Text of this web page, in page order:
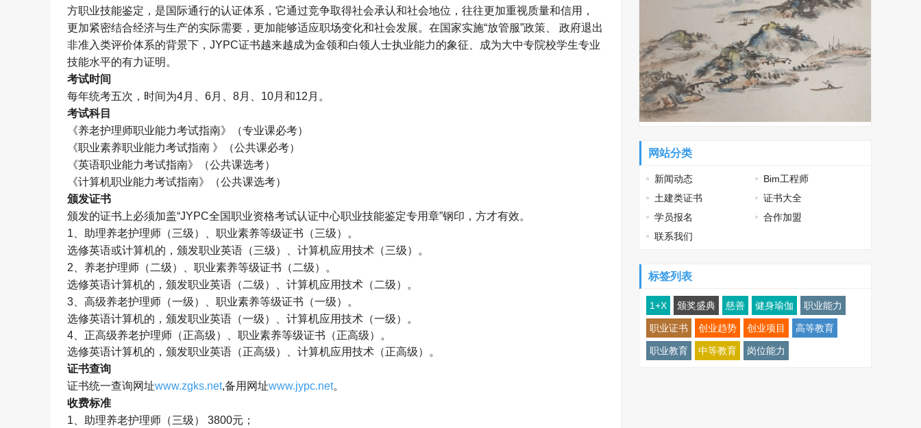
方职业技能鉴定，是国际通行的认证体系，它通过竞争取得社会承认和社会地位，往往更加重视质量和信用，
更加紧密结合经济与生产的实际需要，更加能够适应职场变化和社会发展。在国家实施“放管服”政策、 政府退出
非准入类评价体系的背景下， JYPC证书越来越成为金领和白领人士执业能力的象征、成为大中专院校学生专业
技能水平的有力证明。
考试时间
每年统考五次，时间为4月、 6月、 8月、 10月和12 月。
考试科目
《养老护理师职业能力考试指南》（专业课必考）
《职业素养职业能力考试指南 》（公共课必考）
《英语职业能力考试指南》（公共课选考）
《计算机职业能力考试指南》（公共课选考）
颁发证书
颁发的证书上必须加盖“JYPC全国职业资格考试认证中心职业技能鉴定专用章”钢印，方才有效。
1 、助理养老护理师（三级）、职业素养等级证书（三级）。
选修英语或计算机的，颁发职业英语（三级）、计算机应用技术（三级）。
2 、养老护理师（二级）、职业素养等级证书（二级）。
选修英语计算机的，颁发职业英语（二级）、计算机应用技术（二级）。
3 、高级养老护理师（一级）、职业素养等级证书（一级）。
选修英语计算机的，颁发职业英语（一级）、计算机应用技术（一级）。
4 、正高级养老护理师（正高级）、职业素养等级证书（正高级）。
选修英语计算机的，颁发职业英语（正高级）、计算机应用技术（正高级）。
证书查询
证书统一查询网址www.zgks.net,备用网址www.jypc.net。
收费标准
1 、助理养老护理师（三级） 3800元；
网站分类
新闻动态
Bim工程师
土建类证书
证书大全
学员报名
合作加盟
联系我们
标签列表
1+X 颁奖盛典 慈善 健身瑜伽 职业能力
职业证书 创业趋势 创业项目 高等教育
职业教育 中等教育 岗位能力